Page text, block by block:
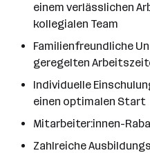
einem verlässlichen
kollegialen Team
Familienfreundliche
geregelten
Individuelle
einen optimalen Start
Mitarbeiter:innen-
Zahlreiche